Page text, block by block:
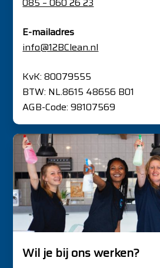
E-mailadres
info@12BClean.nl
KvK: 80079555
BTW: NL.8615 48656 B01
AGB-Code: 98107569
Wil je bij ons werken?